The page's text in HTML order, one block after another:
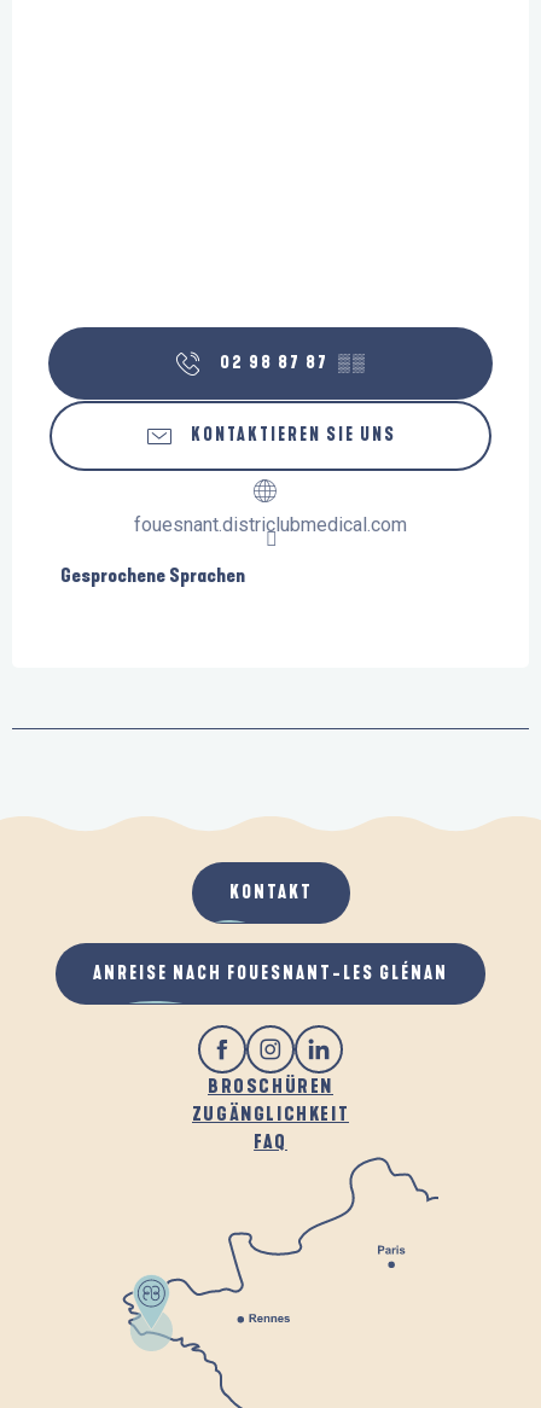
02 98 87 87 ▒▒
KONTAKTIEREN SIE UNS
fouesnant.districlubmedical.com
Gesprochene Sprachen
Gesprochene Sprachen
BROSCHÜREN
ZUGÄNGLICHKEIT
FAQ
KONTAKT
ANREISE NACH FOUESNANT-LES GLÉNAN